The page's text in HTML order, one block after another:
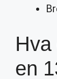
en